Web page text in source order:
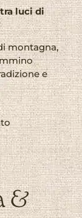
luci di
montagna,
e
&